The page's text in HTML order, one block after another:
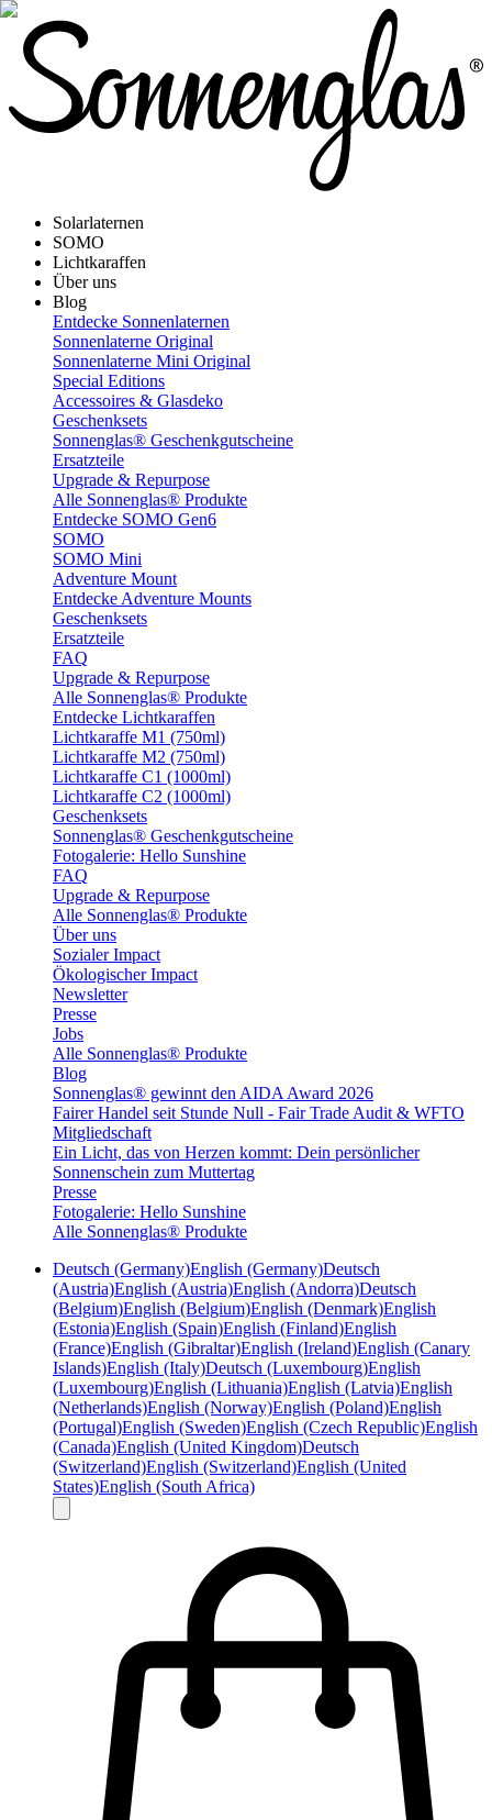
Solarlaternen
SOMO
Lichtkaraffen
Über uns
Blog
Entdecke Sonnenlaternen
Sonnenlaterne Original
Sonnenlaterne Mini Original
Special Editions
Accessoires & Glasdeko
Geschenksets
Sonnenglas® Geschenkgutscheine
Ersatzteile
Upgrade & Repurpose
Alle Sonnenglas® Produkte
Entdecke SOMO Gen6
SOMO
SOMO Mini
Adventure Mount
Entdecke Adventure Mounts
Geschenksets
Ersatzteile
FAQ
Upgrade & Repurpose
Alle Sonnenglas® Produkte
Entdecke Lichtkaraffen
Lichtkaraffe M1 (750ml)
Lichtkaraffe M2 (750ml)
Lichtkaraffe C1 (1000ml)
Lichtkaraffe C2 (1000ml)
Geschenksets
Sonnenglas® Geschenkgutscheine
Fotogalerie: Hello Sunshine
FAQ
Upgrade & Repurpose
Alle Sonnenglas® Produkte
Über uns
Sozialer Impact
Ökologischer Impact
Newsletter
Presse
Jobs
Alle Sonnenglas® Produkte
Blog
Sonnenglas® gewinnt den AIDA Award 2026
Fairer Handel seit Stunde Null - Fair Trade Audit & WFTO
Mitgliedschaft
Ein Licht, das von Herzen kommt: Dein persönlicher
Sonnenschein zum Muttertag
Presse
Fotogalerie: Hello Sunshine
Alle Sonnenglas® Produkte
Deutsch (Germany)English (Germany)Deutsch
(Austria)English (Austria)English (Andorra)Deutsch
(Belgium)English (Belgium)English (Denmark)English
(Estonia)English (Spain)English (Finland)English
(France)English (Gibraltar)English (Ireland)English (Canary
Islands)English (Italy)Deutsch (Luxembourg)English
(Luxembourg)English (Lithuania)English (Latvia)English
(Netherlands)English (Norway)English (Poland)English
(Portugal)English (Sweden)English (Czech Republic)English
(Canada)English (United Kingdom)Deutsch
(Switzerland)English (Switzerland)English (United
States)English (South Africa)